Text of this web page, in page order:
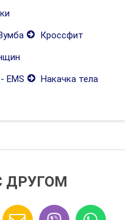
Кроссфит
EMS
Накачка тела
ДРУГОМ